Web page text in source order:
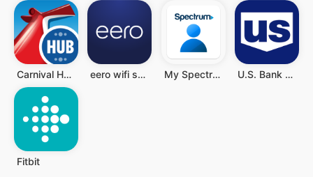
Carnival HUB eero wifi system My Spectrum U.S. Bank Mobile Banking
Fitbit